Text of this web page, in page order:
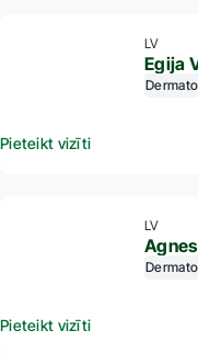
LV
Egija
Pieteikt vizīti
LV
Pieteikt vizīti